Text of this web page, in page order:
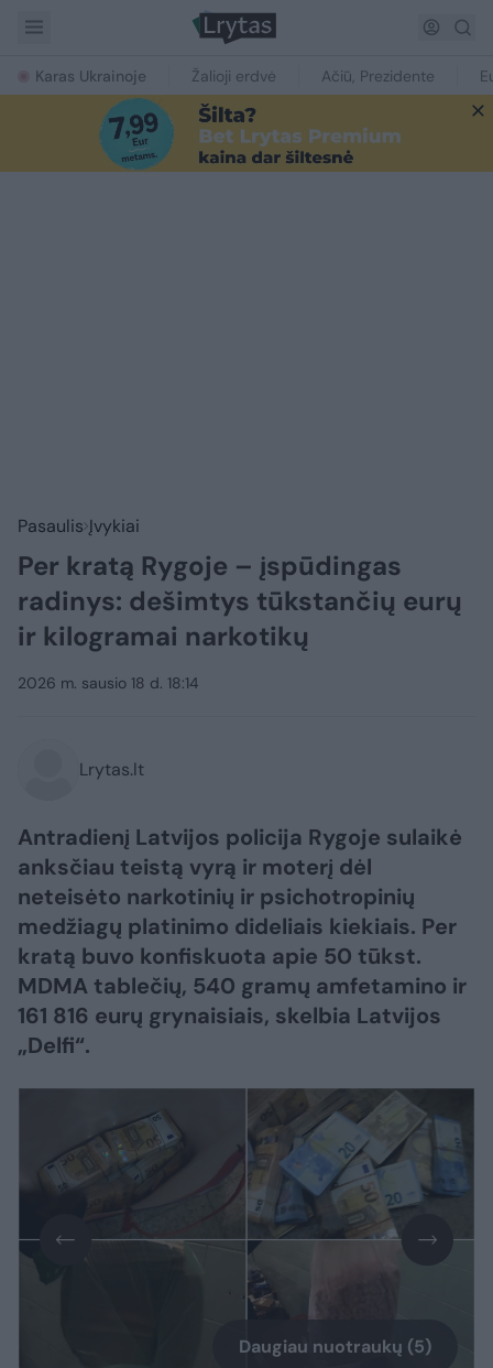
Karas Ukrainoje Žalioji erdvė Ačiū, Prezidente
Pasaulis Įvykiai
Per kratą Rygoje – įspūdingas
radinys: dešimtys tūkstančių eurų
ir kilogramai narkotikų
2026 m. sausio 18 d. 18:14
Lrytas.lt
Antradienį Latvijos policija Rygoje sulaikė
anksčiau teistą vyrą ir moterį dėl
neteisėto narkotinių ir psichotropinių
medžiagų platinimo dideliais kiekiais. Per
kratą buvo konfiskuota apie 50 tūkst.
MDMA tablečių, 540 gramų amfetamino ir
161 816 eurų grynaisiais, skelbia Latvijos
„Delfi“.
Daugiau nuotraukų (5)